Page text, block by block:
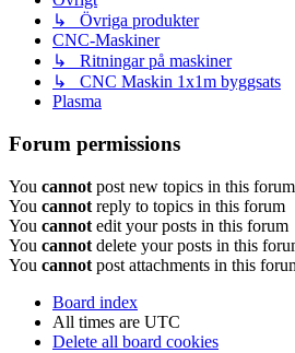
↳ Övriga produkter
CNC-Maskiner
↳ Ritningar på maskiner
↳ CNC Maskin 1x1m byggsats
Plasma
Forum permissions
You cannot post new topics in this forum
You cannot reply to topics in this forum
You cannot edit your posts in this forum
You cannot delete your posts in this
You cannot post attachments in this
Board index
All times are UTC
Delete all board cookies